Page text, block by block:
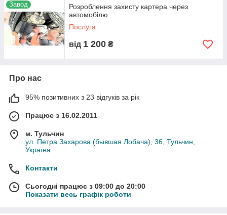
Завод
Розроблення захисту картера через
автомобілю
Послуга
від 1 200 ₴
Про нас
95% позитивних з 23 відгуків за рік
Працює з 16.02.2011
м. Тульчин
ул. Петра Захарова (бывшая Лобача), 36, Тульчин,
Україна
Контакти
Сьогодні працює з 09:00 до 20:00
Показати весь графік роботи